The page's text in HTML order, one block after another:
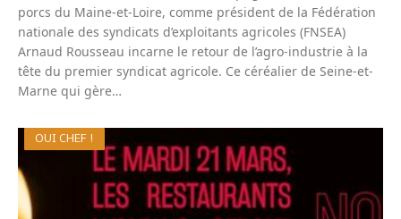
porcs du Maine-et-Loire, comme président de la Fédération
nationale des syndicats d’exploitants agricoles (FNSEA)
Arnaud Rousseau incarne le retour de l’agro-industrie à la
tête du premier syndicat agricole. Ce céréalier de Seine-et-
Marne qui gère…
OUI CHEF !